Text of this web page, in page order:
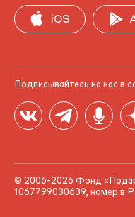
iOS
Подписывайтесь на нас в
© 2006-2026 Фонд
1067799030639, номер в